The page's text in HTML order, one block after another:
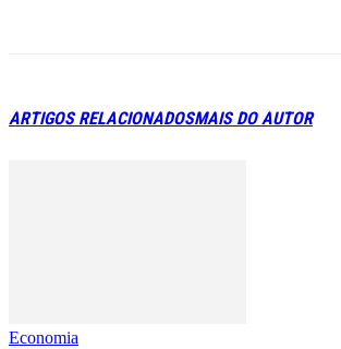
ARTIGOS RELACIONADOSMAIS DO AUTOR
Economia